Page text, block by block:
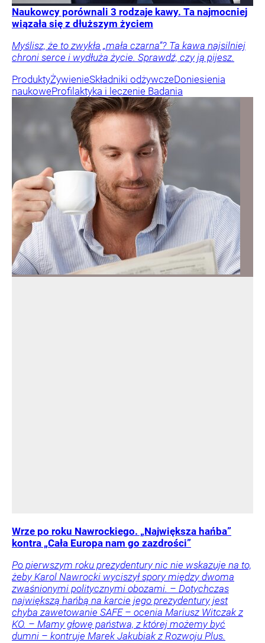
Naukowcy porównali 3 rodzaje kawy. Ta najmocniej
wiązała się z dłuższym życiem
Myślisz, że to zwykła „mała czarna”? Ta kawa najsilniej
chroni serce i wydłuża życie. Sprawdź, czy ją pijesz.
ProduktyŻywienieSkładniki odżywczeDoniesienia
naukoweProfilaktyka i leczenie Badania
Wrze po roku Nawrockiego. „Największa hańba”
kontra „Cała Europa nam go zazdrości”
Po pierwszym roku prezydentury nic nie wskazuje na to,
żeby Karol Nawrocki wyciszył spory między dwoma
zwaśnionymi politycznymi obozami. – Dotychczas
największą hańbą na karcie jego prezydentury jest
chyba zawetowanie SAFE – ocenia Mariusz Witczak z
KO. – Mamy głowę państwa, z której możemy być
dumni – kontruje Marek Jakubiak z Rozwoju Plus.